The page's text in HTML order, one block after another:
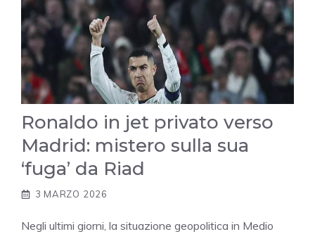
Ronaldo in jet privato verso
Madrid: mistero sulla sua
‘fuga’ da Riad
3 MARZO 2026
Negli ultimi giorni, la situazione geopolitica in Medio